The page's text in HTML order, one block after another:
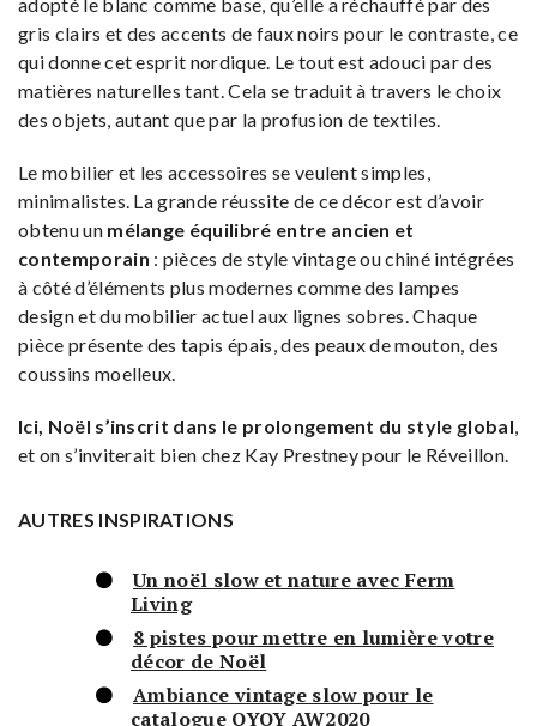
gris clairs et des accents de faux noirs pour le contraste, ce
qui donne cet esprit nordique. Le tout est adouci par des
matières naturelles tant. Cela se traduit à travers le choix
des objets, autant que par la profusion de textiles.
Le mobilier et les accessoires se veulent simples,
minimalistes. La grande réussite de ce décor est d’avoir
obtenu un mélange équilibré entre ancien et
contemporain : pièces de style vintage ou chiné intégrées
à côté d’éléments plus modernes comme des lampes
design et du mobilier actuel aux lignes sobres. Chaque
pièce présente des tapis épais, des peaux de mouton, des
coussins moelleux.
Ici, Noël s’inscrit dans le prolongement du style global,
et on s’inviterait bien chez Kay Prestney pour le Réveillon.
AUTRES INSPIRATIONS
Un noël slow et nature avec Ferm
Living
8 pistes pour mettre en lumière votre
décor de Noël
Ambiance vintage slow pour le
catalogue OYOY AW2020